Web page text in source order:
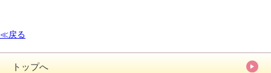
≪戻る
トップへ